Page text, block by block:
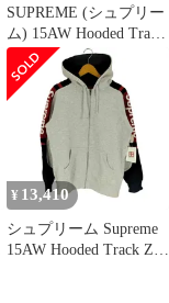
SUPREME (シュプリー
ム) 15AW Hooded Track
Zip Up Sweat サイドロ
ゴ フーデッド トラック
ジップアップスウェッ
ト ジップアップパーカ
ー フーディ グレー
¥ 13,410
シュプリーム Supreme
15AW Hooded Track Zip